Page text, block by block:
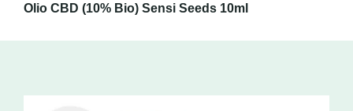
Olio CBD (10% Bio) Sensi Seeds 10ml